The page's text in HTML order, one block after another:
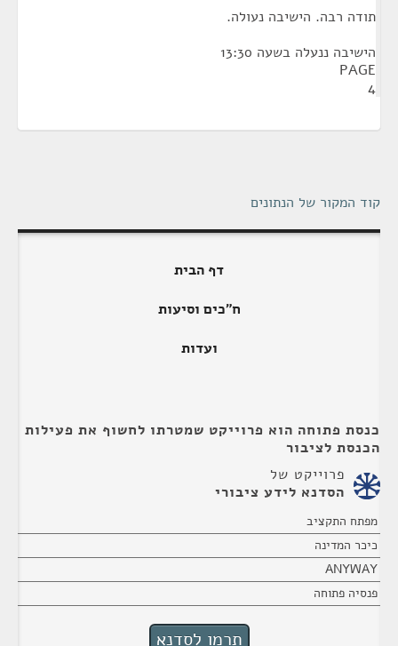
תודה רבה. הישיבה נעולה.
הישיבה ננעלה בשעה 13:30
PAGE
4
קוד המקור של הנתונים
דף הבית
ח"כים וסיעות
ועדות
כנסת פתוחה הוא פרוייקט שמטרתו לחשוף את פעילות
הכנסת לציבור
פרוייקט של
הסדנא לידע ציבורי
מפתח התקציב
כיכר המדינה
ANYWAY
פנסיה פתוחה